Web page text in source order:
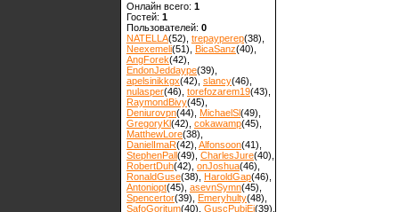
Онлайн всего: 1
Гостей: 1
Пользователей: 0
NATELLA(52) trepayperep(38)
Neexemeli(51) BicaSanz(40)
AngForek(42)
EndonJeddaype(39)
apelsinikkgx(42) slancy(46)
nulasper(46) torefozarem19(43)
RaymondBivy(45)
Deniurovpn(44) MichaelSl(49)
GregoryKl(42) cokawamp(45)
MatthewLore(38)
DanielImaR(42) Alfonsoon(41)
StephenPall(49) CharlesJure(40)
RobertDuh(42) onJoshua(46)
RonaldGuse(38) HaroldGap(46)
Antoniopt(45) asevnSymn(45)
Spencertor(39) Emeryhulty(48)
SafoGoritum(40) GuscPubiEi(39)